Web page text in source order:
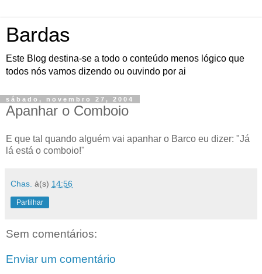
Bardas
Este Blog destina-se a todo o conteúdo menos lógico que
todos nós vamos dizendo ou ouvindo por ai
sábado, novembro 27, 2004
Apanhar o Comboio
E que tal quando alguém vai apanhar o Barco eu dizer: "Já
lá está o comboio!"
Chas. à(s) 14:56
Partilhar
Sem comentários:
Enviar um comentário